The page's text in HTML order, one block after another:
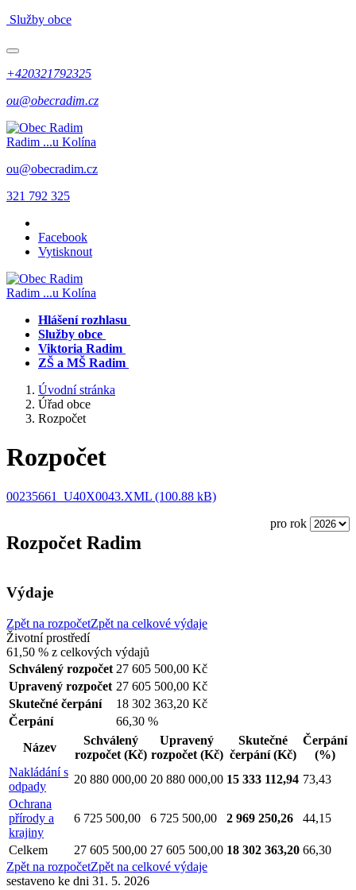
Služby obce
+420321792325
ou@obecradim.cz
Radim ...u Kolína
ou@obecradim.cz
321 792 325
Facebook
Vytisknout
Radim ...u Kolína
Hlášení rozhlasu
Služby obce
Viktoria Radim
ZŠ a MŠ Radim
Úvodní stránka
Úřad obce
Rozpočet
Rozpočet
00235661_U40X0043.XML (100.88 kB)
pro rok
Rozpočet Radim
Výdaje
Zpět na rozpočetZpět na celkové výdaje
Životní prostředí
61,50 % z celkových výdajů
Schválený rozpočet 27 605 500,00 Kč
Upravený rozpočet 27 605 500,00 Kč
Skutečné čerpání
18 302 363,20 Kč
Čerpání
66,30 %
Název
Schválený
rozpočet (Kč)
Upravený
rozpočet (Kč)
Skutečné
čerpání(Kč)
Čerpání
(%)
Nakládání s
odpady
20 880 000,00 20 880 000,00 15 333 112,94 73,43
Ochrana
přírody a
krajiny
6 725 500,00 6 725 500,00 2 969 250,26 44,15
Celkem 27 605 500,00 27 605 500,00 18 302 363,20 66,30
Zpět na rozpočetZpět na celkové výdaje
sestaveno ke dni 31. 5. 2026